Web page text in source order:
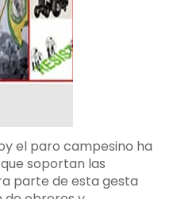
el paro campesino ha
soportan las
parte de esta gesta